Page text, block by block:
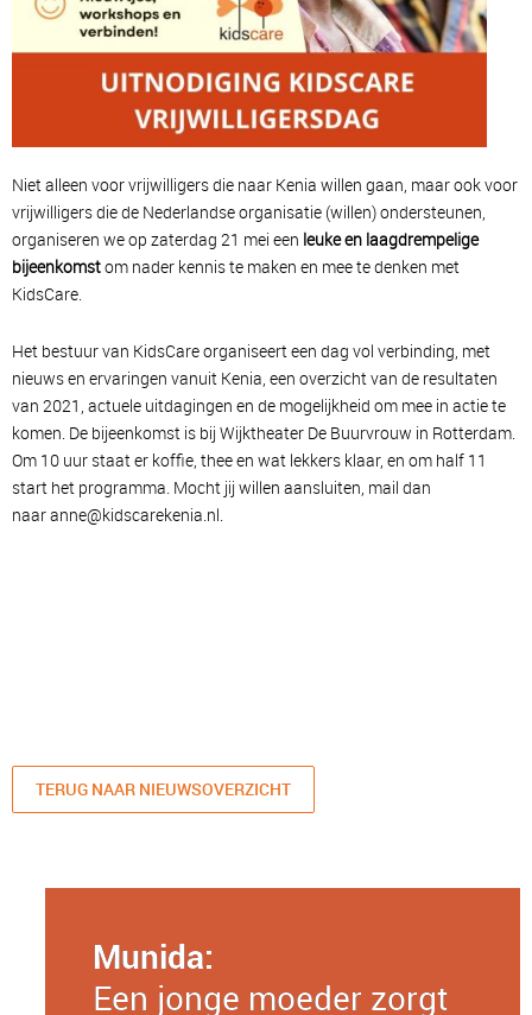
Niet alleen voor vrijwilligers die naar Kenia willen gaan, maar ook voor
vrijwilligers die de Nederlandse organisatie (willen) ondersteunen,
organiseren we op zaterdag 21 mei een leuke en laagdrempelige
bijeenkomstom nader kennis te maken en mee te denken met
KidsCare.
Het bestuur van KidsCare organiseert een dag vol verbinding, met
nieuws en ervaringen vanuit Kenia, een overzicht van de resultaten
van 2021, actuele uitdagingen en de mogelijkheid om mee in actie te
komen. De bijeenkomst is bij Wijktheater De Buurvrouw in Rotterdam.
Om 10 uur staat er koffie, thee en wat lekkers klaar, en om half 11
start het programma. Mocht jij willen aansluiten, mail dan
naaranne@kidscarekenia.nl.
TERUG NAAR NIEUWSOVERZICHT
Munida:
Een jonge moeder zorgt